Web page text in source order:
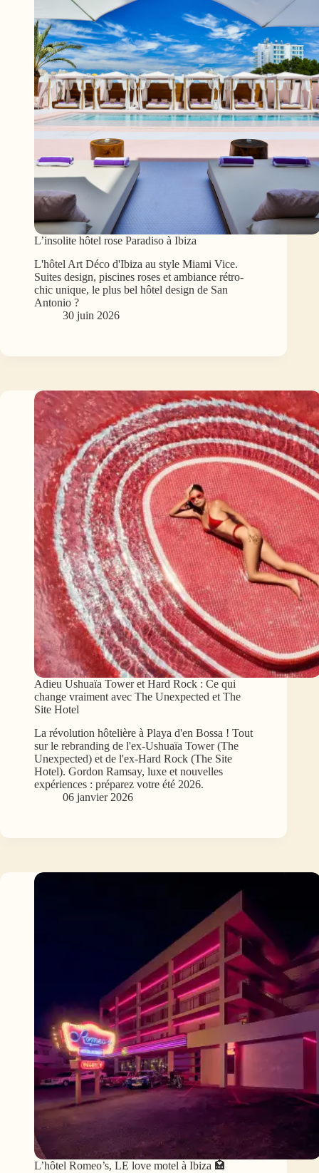
L’insolite hôtel rose Paradiso à Ibiza
L'hôtel Art Déco d'Ibiza au style Miami Vice.
Suites design, piscines roses et ambiance rétro-
chic unique, le plus bel hôtel design de San
Antonio ?
30 juin 2026
Adieu Ushuaïa Tower et Hard Rock : Ce qui
change vraiment avec The Unexpected et The
Site Hotel
La révolution hôtelière à Playa d'en Bossa ! Tout
sur le rebranding de l'ex-Ushuaïa Tower (The
Unexpected) et de l'ex-Hard Rock (The Site
Hotel). Gordon Ramsay, luxe et nouvelles
expériences : préparez votre été 2026.
06 janvier 2026
L’hôtel Romeo’s, LE love motel à Ibiza 🏩